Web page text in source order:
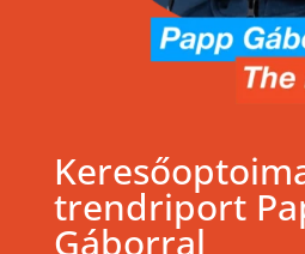
trendriport
Gáborral